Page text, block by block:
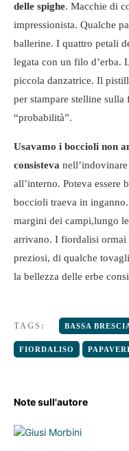
delle spighe. Macchie di
impressionista. Qualche
ballerine. I quattro petali
legata con un filo d’erba.
piccola danzatrice. Il
per stampare stelline
“probabilità”.
Usavamo i boccioli non
consisteva
all’interno. Poteva essere
boccioli traeva in
margini dei campi,lungo
arrivano. I fiordalisi
preziosi, di qualche
la bellezza delle erbe
TAGS: BASSA
FIORDALISO PAPAVERI
Note sull'autore